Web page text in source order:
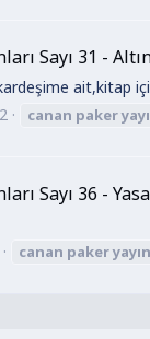
Sayı 31 -
ait,kitap
canan paker
Sayı 36 -
canan paker